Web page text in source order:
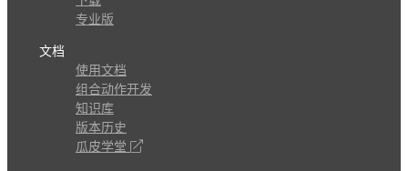
专业版
文档
使用文档
组合动作开发
知识库
版本历史
瓜皮学堂